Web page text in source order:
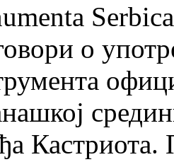
Serbica
о
Кастриота.